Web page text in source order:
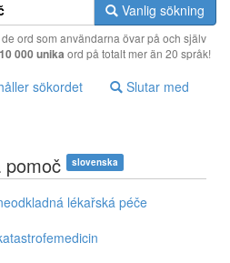
Vanlig sökning
ord som användarna övar på och själv
000 unika ord på totalt mer än 20 språk!
sökordet Slutar med
pomoč slovenska
lékařská péče